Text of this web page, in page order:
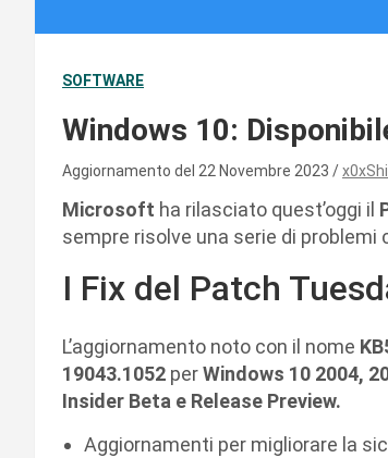
SOFTWARE
Windows 10:
Aggiornamento del 22 Novembre 2023
Microsoft ha rilasciato quest’oggi il
sempre risolve una serie di problemi
I Fix del Patch
L’aggiornamento noto con il nome
19043.1052 perWindows 10 2004,
Insider Beta e Release Preview.
Aggiornamenti per migliorare la